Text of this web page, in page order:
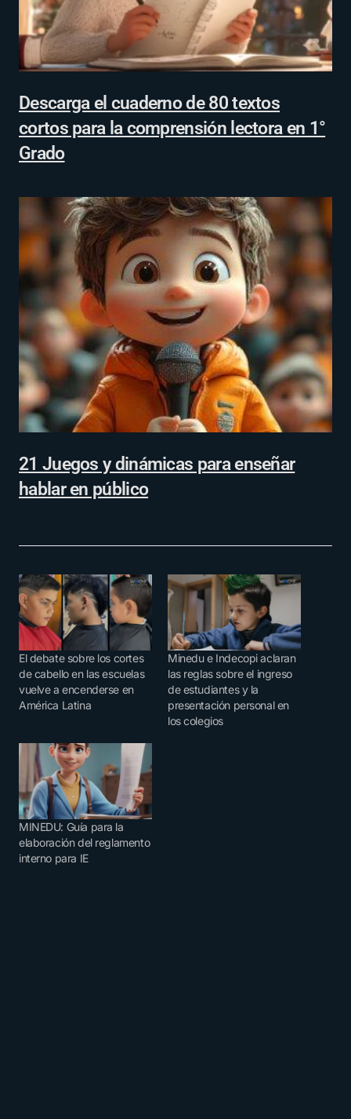
Descarga el cuaderno de 80 textos
cortos para la comprensión lectora en 1°
Grado
21 Juegos y dinámicas para enseñar
hablar en público
El debate sobre los cortes
de cabello en las escuelas
vuelve a encenderse en
América Latina
Minedu e Indecopi aclaran
las reglas sobre el ingreso
de estudiantes y la
presentación personal en
los colegios
MINEDU: Guía para la
elaboración del reglamento
interno para IE